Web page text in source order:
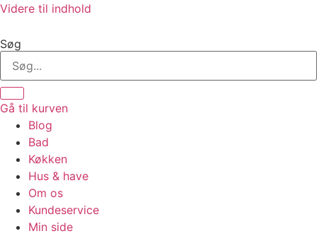
Videre til indhold
Søg
Gå til kurven
Blog
Bad
Køkken
Hus & have
Om os
Kundeservice
Min side